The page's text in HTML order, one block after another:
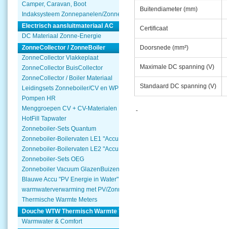
Camper, Caravan, Boot
Indaksysteem Zonnepanelen/Zonnecollector
Electrisch aansluitmateriaal AC
DC Materiaal Zonne-Energie
ZonneCollector / ZonneBoiler
ZonneCollector Vlakkeplaat
ZonneCollector BuisCollector
ZonneCollector / Boiler Materiaal
Leidingsets Zonneboiler/CV en WP
Pompen HR
Menggroepen CV + CV-Materialen
HotFill Tapwater
Zonneboiler-Sets Quantum
Zonneboiler-Boilervaten LE1 "Accu Woning Watmte"
Zonneboiler-Boilervaten LE2 "Accu Woning Watmte"
Zonneboiler-Sets OEG
Zonneboiler Vacuum GlazenBuizen
Blauwe Accu "PV Energie in Water"
warmwaterverwarming met PV/Zonnepanelen
Thermische Warmte Meters
Douche WTW Thermisch Warmte Terugwinnen
Warmwater & Comfort
Buitendiameter (mm)
Certificaat
Doorsnede (mm²)
Maximale DC spanning (V)
Standaard DC spanning (V)
-